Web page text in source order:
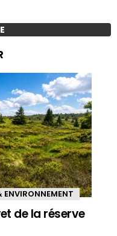
ENVIRONNEMENT
de la réserve